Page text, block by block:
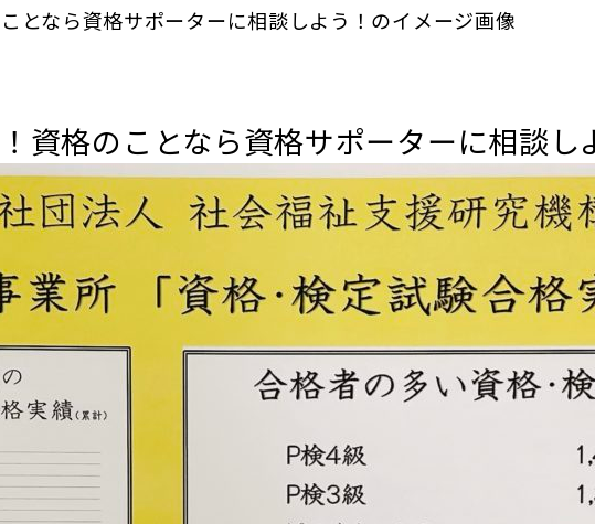
資格のことなら資格サポーターに相談し